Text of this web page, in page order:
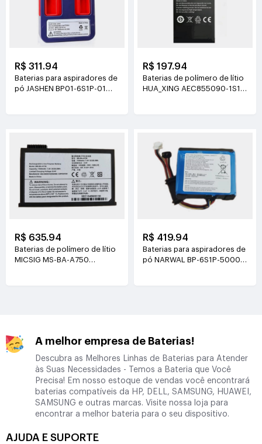
R$ 311.94
Baterias para aspiradores de
pó JASHEN BP01-6S1P-01
R$ 197.94
Baterias de polímero de lítio
HUA_XING AEC855090-1S1P
R$ 635.94
Baterias de polímero de lítio
MICSIG MS-BA-A750
R$ 419.94
Baterias para aspiradores de
pó NARWAL BP-6S1P-5000A
A melhor empresa de Baterias!
Descubra as Melhores Linhas de Baterias para Atender
às Suas Necessidades - Temos a Bateria que Você
Precisa! Em nosso estoque de vendas você encontrará
baterias compatíveis da HP, DELL, SAMSUNG, HUAWEI,
SAMSUNG e outras marcas. Visite nossa loja para
encontrar a melhor bateria para o seu dispositivo.
AJUDA E SUPORTE